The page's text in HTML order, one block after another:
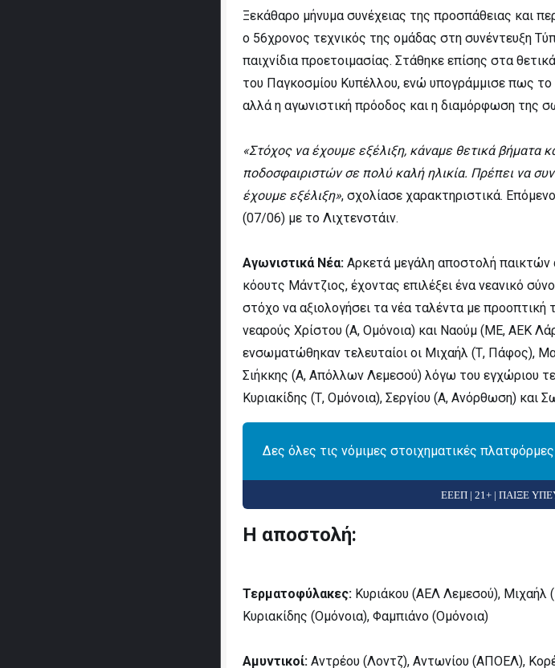
Ξεκάθαρο μήνυμα συνέχειας της προσπάθειας και
ο 56χρονος τεχνικός της ομάδας στη συνέντευξη
παιχνίδια προετοιμασίας. Στάθηκε επίσης στα
του Παγκοσμίου Κυπέλλου, ενώ υπογράμμισε πως το
αλλά η αγωνιστική πρόοδος και η διαμόρφωση της
«Στόχος να έχουμε εξέλιξη, κάναμε θετικά βήματα
ποδοσφαιριστών σε πολύ καλή ηλικία. Πρέπει να
έχουμε εξέλιξη», σχολίασε χαρακτηριστικά.
(07/06) με το Λιχτενστάιν.
Αγωνιστικά Νέα: Αρκετά μεγάλη αποστολή παικτών
κόουτς Μάντζιος, έχοντας επιλέξει ένα νεανικό
στόχο να αξιολογήσει τα νέα ταλέντα με
νεαρούς Χρίστου (Α, Ομόνοια) και Ναούμ (ΜΕ, ΑΕΚ
ενσωματώθηκαν τελευταίοι οι Μιχαήλ (Τ, Πάφος),
Σιήκκης (Α, Απόλλων Λεμεσού) λόγω του εγχώριου
Κυριακίδης (Τ, Ομόνοια), Σεργίου (Α, Ανόρθωση) και
Δες όλες τις νόμιμες στοιχηματικές πλατφόρμες
ΕΕΕΠ | 21+ | ΠΑΙΞΕ
Η αποστολή:
Τερματοφύλακες: Κυριάκου (ΑΕΛ Λεμεσού),
Κυριακίδης (Ομόνοια), Φαμπιάνο (Ομόνοια)
Αμυντικοί: Αντρέου (Λοντζ), Αντωνίου (ΑΠΟΕΛ),